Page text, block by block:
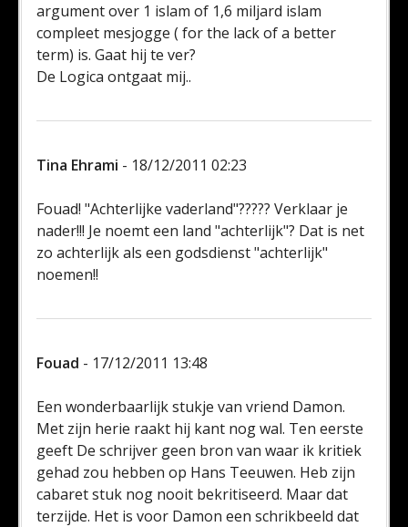
argument over 1 islam of 1,6 miljard islam
compleet mesjogge ( for the lack of a better
term) is. Gaat hij te ver?
De Logica ontgaat mij..
Tina Ehrami - 18/12/2011 02:23
Fouad! "Achterlijke vaderland"????? Verklaar je
nader!!! Je noemt een land "achterlijk"? Dat is net
zo achterlijk als een godsdienst "achterlijk"
noemen!!
Fouad - 17/12/2011 13:48
Een wonderbaarlijk stukje van vriend Damon.
Met zijn herie raakt hij kant nog wal. Ten eerste
geeft De schrijver geen bron van waar ik kritiek
gehad zou hebben op Hans Teeuwen. Heb zijn
cabaret stuk nog nooit bekritiseerd. Maar dat
terzijde. Het is voor Damon een schrikbeeld dat